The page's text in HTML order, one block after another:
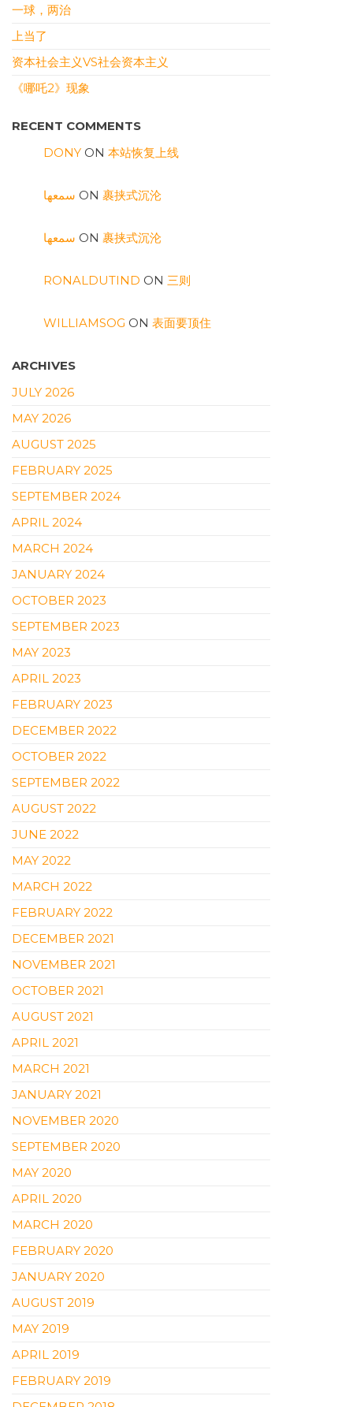
一球，两治
上当了
资本社会主义VS社会资本主义
《哪吒2》现象
RECENT COMMENTS
DONY ON 本站恢复上线
سمعها ON 裹挟式沉沦
سمعها ON 裹挟式沉沦
RONALDUTIND ON 三则
WILLIAMSOG ON 表面要顶住
ARCHIVES
JULY 2026
MAY 2026
AUGUST 2025
FEBRUARY 2025
SEPTEMBER 2024
APRIL 2024
MARCH 2024
JANUARY 2024
OCTOBER 2023
SEPTEMBER 2023
MAY 2023
APRIL 2023
FEBRUARY 2023
DECEMBER 2022
OCTOBER 2022
SEPTEMBER 2022
AUGUST 2022
JUNE 2022
MAY 2022
MARCH 2022
FEBRUARY 2022
DECEMBER 2021
NOVEMBER 2021
OCTOBER 2021
AUGUST 2021
APRIL 2021
MARCH 2021
JANUARY 2021
NOVEMBER 2020
SEPTEMBER 2020
MAY 2020
APRIL 2020
MARCH 2020
FEBRUARY 2020
JANUARY 2020
AUGUST 2019
MAY 2019
APRIL 2019
FEBRUARY 2019